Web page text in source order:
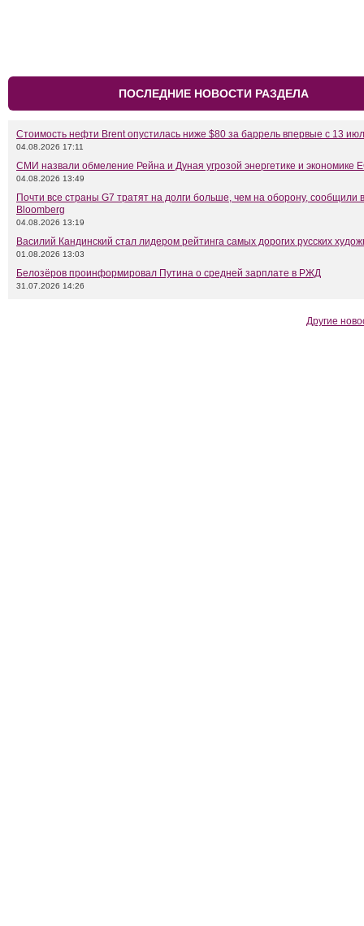
ПОСЛЕДНИЕ НОВОСТИ РАЗДЕЛА
Стоимость нефти Brent опустилась ниже $80 за баррель впервые с 13
04.08.2026 17:11
СМИ назвали обмеление Рейна и Дуная угрозой энергетике и экономике
04.08.2026 13:49
Почти все страны G7 тратят на долги больше, чем на оборону, сообщили в
Bloomberg
04.08.2026 13:19
Василий Кандинский стал лидером рейтинга самых дорогих русских
01.08.2026 13:03
Белозёров проинформировал Путина о средней зарплате в РЖД
31.07.2026 14:26
Другие